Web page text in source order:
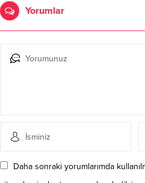
Yorumlar
Daha sonraki yorumlarımda